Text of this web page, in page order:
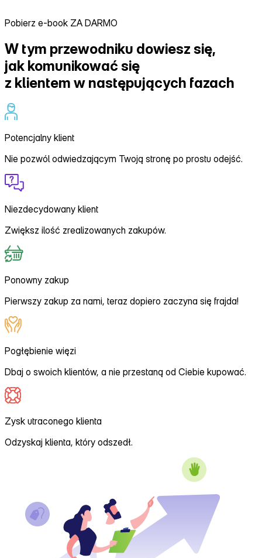
Pobierz e-book ZA DARMO
W tym przewodniku dowiesz się,
jak komunikować się
z klientem w następujących fazach
Potencjalny klient
Nie pozwól odwiedzającym Twoją stronę po prostu odejść.
Niezdecydowany klient
Zwiększ ilość zrealizowanych zakupów.
Ponowny zakup
Pierwszy zakup za nami, teraz dopiero zaczyna się frajda!
Pogłębienie więzi
Dbaj o swoich klientów, a nie przestaną od Ciebie kupować.
Zysk utraconego klienta
Odzyskaj klienta, który odszedł.